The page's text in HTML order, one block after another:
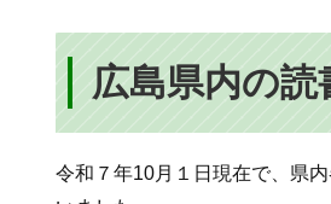
広島県内の
令和７年10月１日現在で、県